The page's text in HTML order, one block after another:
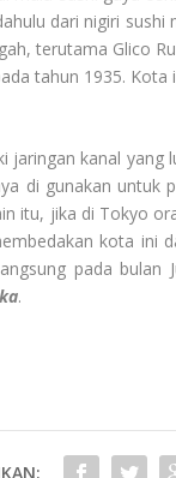
dari nigiri
terutama Glico
tahun 1935.
kanal yang
di gunakan untuk
itu, jika di Tokyo
kota ini
pada bulan
.